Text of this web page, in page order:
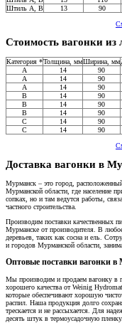
Штиль A, В
13 90
Стоимость вагонки из
Категория *Толщина, ммШирина, мм
А
14 90
А
14 90
А
14 90
В
14 90
В
14 90
В
14 90
С
14 90
С
14 90
Доставка вагонки в
Мурманск – это город,
Мурманской области, где население
сопках, но и там ведутся работы,
частного строительства.
Производим поставки качественных
Мурманске от производителя. В
деревьев, таких как сосна и ель.
и городов Мурманской области,
Оптовые поставки вагонки
Мы производим и продаем вагонку в
хорошего качества от Weinig
которые обеспечивают хорошую
распил. Наша продукция долго
трескается и не рассыхается. Для
десять штук в термоусадочную пленку.